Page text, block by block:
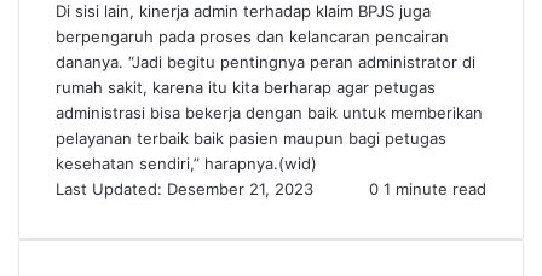
Di sisi lain, kinerja admin terhadap klaim BPJS juga
berpengaruh pada proses dan kelancaran pencairan
dananya. “Jadi begitu pentingnya peran administrator di
rumah sakit, karena itu kita berharap agar petugas
administrasi bisa bekerja dengan baik untuk memberikan
pelayanan terbaik baik pasien maupun bagi petugas
kesehatan sendiri,” harapnya.(wid)
Last Updated: Desember 21, 2023
0 1 minute read